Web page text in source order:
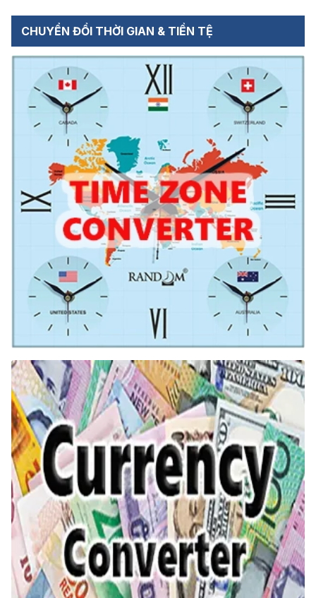
CHUYỂN ĐỔI THỜI GIAN & TIỀN TỆ